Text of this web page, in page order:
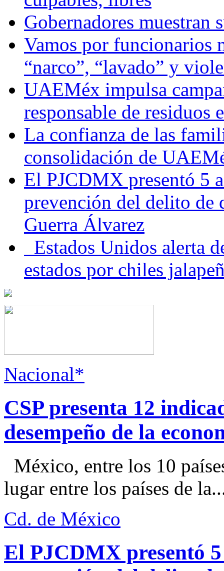
Gobernadores muestran
Vamos por funcionarios
“narco”, “lavado” y
UAEMéx impulsa
responsable de residuos
La confianza de las
consolidación de
El PJCDMX presentó 5
prevención del delito de
Guerra Álvarez
Estados Unidos alerta
estados por chiles
Nacional*
CSP presenta 12
desempeño de la
México, entre los 10
lugar entre los países de
Cd. de México
El PJCDMX presentó